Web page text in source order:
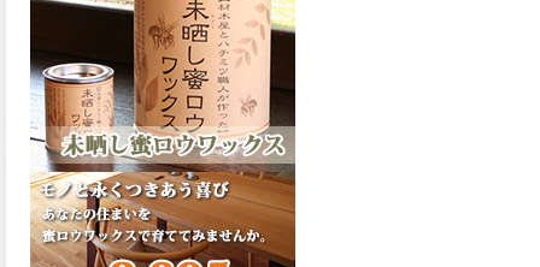
さで、低汚染形。塗料用シン
ナーで希釈できる、使いやす
さを追求したウレタン樹脂エ
ナメル、低汚染形ファインウ
レタンU100が新しく販売開始
致しました。ご購入はこちら
から。
2026.03.05
ファインウレタンの使いやす
さで、弾性形。塗料用シンナ
ーで希釈できる、使いやすさ